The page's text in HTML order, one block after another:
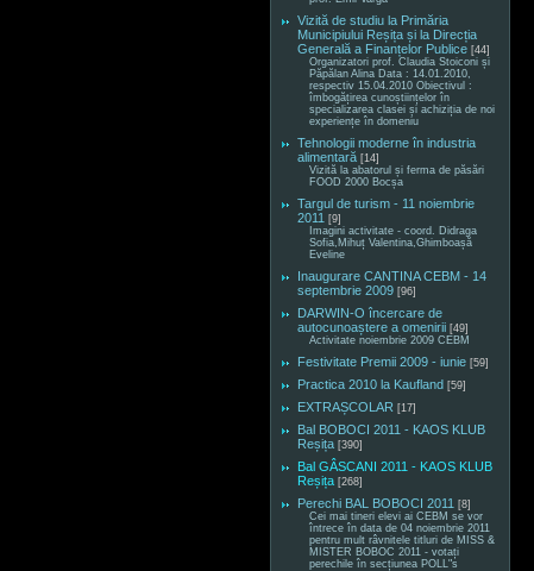
Vizită de studiu la Primăria
Municipiului Reșița și la Direcția
Generală a Finanțelor Publice [44]
Organizatori prof. Claudia Stoiconi și
Păpălan Alina Data : 14.01.2010,
respectiv 15.04.2010 Obiectivul :
îmbogățirea cunoștiințelor în
specializarea clasei și achiziția de noi
experiențe în domeniu
Tehnologii moderne în industria
alimentară [14]
Vizită la abatorul și ferma de păsări
FOOD 2000 Bocșa
Targul de turism - 11 noiembrie
2011 [9]
Imagini activitate - coord. Didraga
Sofia,Mihuț Valentina,Ghimboașă
Eveline
Inaugurare CANTINA CEBM - 14
septembrie 2009 [96]
DARWIN-O încercare de
autocunoaștere a omenirii [49]
Activitate noiembrie 2009 CEBM
Festivitate Premii 2009 - iunie [59]
Practica 2010 la Kaufland [59]
EXTRAȘCOLAR [17]
Bal BOBOCI 2011 - KAOS KLUB
Reșița [390]
Bal GÂSCANI 2011 - KAOS KLUB
Reșița [268]
Perechi BAL BOBOCI 2011 [8]
Cei mai tineri elevi ai CEBM se vor
întrece în data de 04 noiembrie 2011
pentru mult râvnitele titluri de MISS &
MISTER BOBOC 2011 - votați
perechile în secțiunea POLL"s